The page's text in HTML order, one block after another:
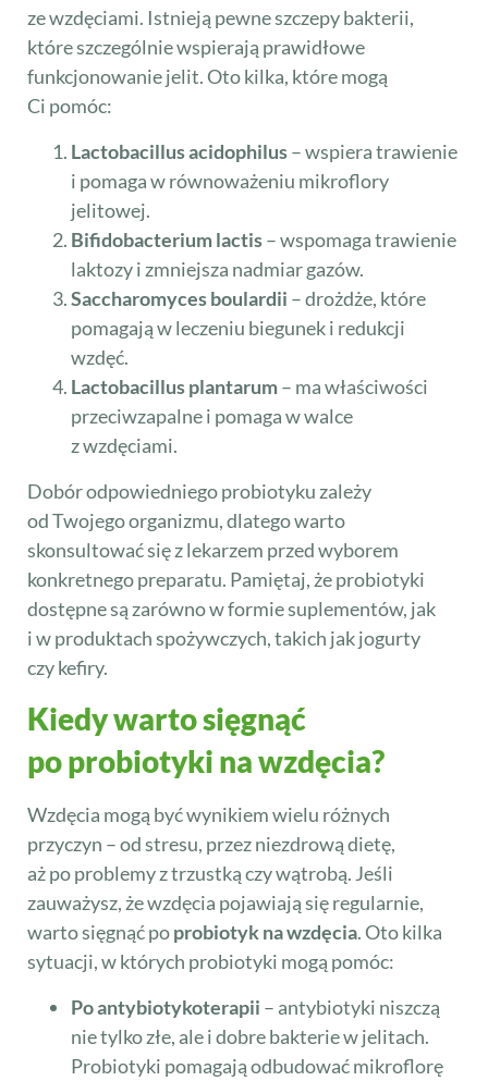
ze wzdęciami. Istnieją pewne szczepy bakterii,
które szczególnie wspierają prawidłowe
funkcjonowanie jelit. Oto kilka, które mogą
Ci pomóc:
Lactobacillus acidophilus– wspiera trawienie
i pomaga w równoważeniu mikroflory
jelitowej.
Bifidobacterium lactis– wspomaga trawienie
laktozy i zmniejsza nadmiar gazów.
Saccharomyces boulardii – drożdże, które
pomagają w leczeniu biegunek i redukcji
wzdęć.
Lactobacillus plantarum– ma właściwości
przeciwzapalne i pomaga w walce
z wzdęciami.
Dobór odpowiedniego probiotyku zależy
od Twojego organizmu, dlatego warto
skonsultować się z lekarzem przed wyborem
konkretnego preparatu. Pamiętaj, że probiotyki
dostępne są zarówno w formie suplementów, jak
i w produktach spożywczych, takich jak jogurty
czy kefiry.
Kiedy warto sięgnąć
po probiotyki na wzdęcia?
Wzdęcia mogą być wynikiem wielu różnych
przyczyn – od stresu, przez niezdrową dietę,
aż po problemy z trzustką czy wątrobą. Jeśli
zauważysz, że wzdęcia pojawiają się regularnie,
warto sięgnąć poprobiotyk na wzdęcia. Oto kilka
sytuacji, w których probiotyki mogą pomóc:
Po antybiotykoterapii – antybiotyki niszczą
nie tylko złe, ale i dobre bakterie w jelitach.
Probiotyki pomagają odbudować mikroflorę